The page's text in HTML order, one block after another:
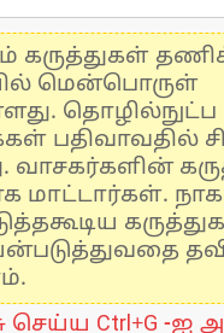
கருத்துகள்
மென்பொருள்
பதிவாவதில்
வாசகர்களின்
மாட்டார்கள்.
Ctrl+G -ஐ